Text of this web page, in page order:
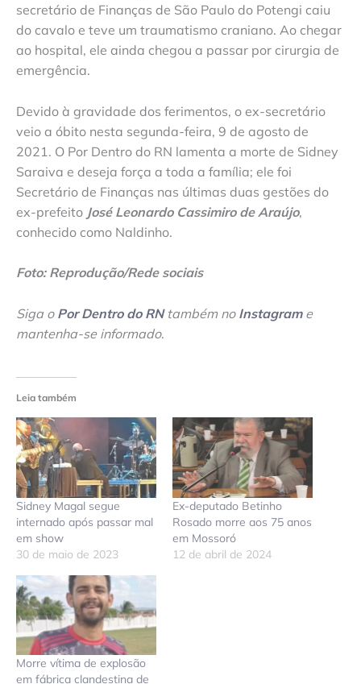
secretário de Finanças de São Paulo do Potengi caiu
do cavalo e teve um traumatismo craniano. Ao chegar
ao hospital, ele ainda chegou a passar por cirurgia de
emergência.
Devido à gravidade dos ferimentos, o ex-secretário
veio a óbito nesta segunda-feira, 9 de agosto de
2021. O Por Dentro do RN lamenta a morte de Sidney
Saraiva e deseja força a toda a família; ele foi
Secretário de Finanças nas últimas duas gestões do
ex-prefeito José Leonardo Cassimiro de Araújo,
conhecido como Naldinho.
Foto: Reprodução/Rede sociais
Siga o Por Dentro do RNtambém no Instagrame
mantenha-se informado.
Leia também
Sidney Magal segue
internado após passar mal
em show
30 de maio de 2023
Ex-deputado Betinho
Rosado morre aos 75 anos
em Mossoró
12 de abril de 2024
Morre vítima de explosão
em fábrica clandestina de